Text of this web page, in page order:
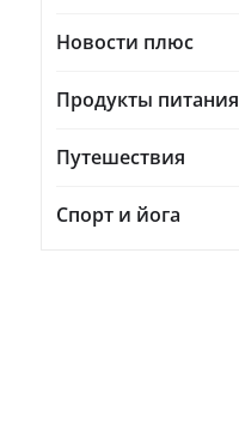
Новости плюс
Продукты питания
Путешествия
Спорт и йога